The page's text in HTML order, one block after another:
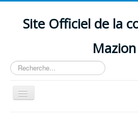
Site Officiel de la
Mazion
Rechercher
Basculer
la